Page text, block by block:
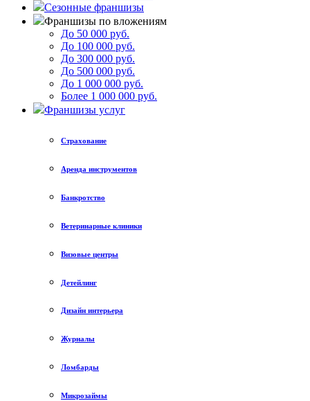
Сезонные франшизы
Франшизы по вложениям
До 50 000 руб.
До 100 000 руб.
До 300 000 руб.
До 500 000 руб.
До 1 000 000 руб.
Более 1 000 000 руб.
Франшизы услуг
Страхование
Аренда инструментов
Банкротство
Ветеринарные клиники
Визовые центры
Детейлинг
Дизайн интерьера
Журналы
Ломбарды
Микрозаймы